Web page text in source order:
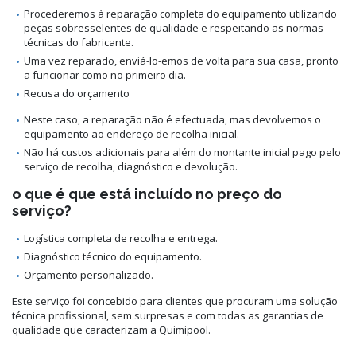
Procederemos à reparação completa do equipamento utilizando
peças sobresselentes de qualidade e respeitando as normas
técnicas do fabricante.
Uma vez reparado, enviá-lo-emos de volta para sua casa, pronto
a funcionar como no primeiro dia.
Recusa do orçamento
Neste caso, a reparação não é efectuada, mas devolvemos o
equipamento ao endereço de recolha inicial.
Não há custos adicionais para além do montante inicial pago pelo
serviço de recolha, diagnóstico e devolução.
o que é que está incluído no preço do
serviço?
Logística completa de recolha e entrega.
Diagnóstico técnico do equipamento.
Orçamento personalizado.
Este serviço foi concebido para clientes que procuram uma solução
técnica profissional, sem surpresas e com todas as garantias de
qualidade que caracterizam a Quimipool.